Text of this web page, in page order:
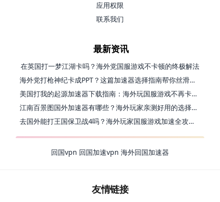
应用权限
联系我们
最新资讯
在英国打一梦江湖卡吗？海外党国服游戏不卡顿的终极解法
海外党打枪神纪卡成PPT？这篇加速器选择指南帮你丝滑上分
美国打我的起源加速器下载指南：海外玩国服游戏不再卡的终极方案
江南百景图国外加速器有哪些？海外玩家亲测好用的选择与避坑指南
去国外能打王国保卫战4吗？海外玩家国服游戏加速全攻略（附公主连结幻想江湖实测）
回国vpn 回国加速vpn 海外回国加速器
友情链接